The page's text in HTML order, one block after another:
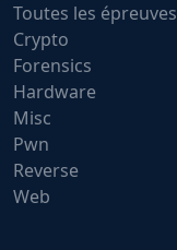
Toutes les épreuves
Crypto
Forensics
Hardware
Misc
Pwn
Reverse
Web